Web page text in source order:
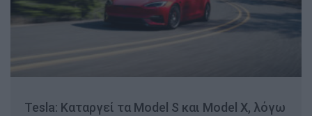
Tesla: Καταργεί τα Model S και Model X, λόγω